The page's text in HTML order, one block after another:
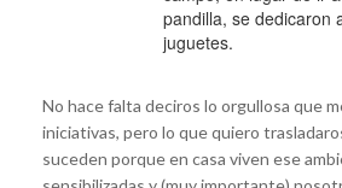
pandilla, se dedicaron
juguetes.
No hace falta deciros lo orgullosa que
iniciativas, pero lo que quiero
suceden porque en casa viven ese